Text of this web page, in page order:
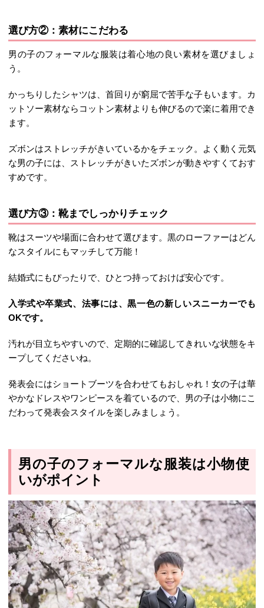
選び方②：素材にこだわる
男の子のフォーマルな服装は着心地の良い素材を選びましょ
う。
かっちりしたシャツは、首回りが窮屈で苦手な子もいます。カ
ットソー素材ならコットン素材よりも伸びるので楽に着用でき
ます。
ズボンはストレッチがきいているかをチェック。よく動く元気
な男の子には、ストレッチがきいたズボンが動きやすくておす
すめです。
選び方③：靴までしっかりチェック
靴はスーツや場面に合わせて選びます。黒のローファーはどん
なスタイルにもマッチして万能！
結婚式にもぴったりで、ひとつ持っておけば安心です。
入学式や卒業式、法事には、黒一色の新しいスニーカーでも
OKです。
汚れが目立ちやすいので、定期的に確認してきれいな状態をキ
ープしてくださいね。
発表会にはショートブーツを合わせてもおしゃれ！女の子は華
やかなドレスやワンピースを着ているので、男の子は小物にこ
だわって発表会スタイルを楽しみましょう。
男の子のフォーマルな服装は小物使
いがポイント